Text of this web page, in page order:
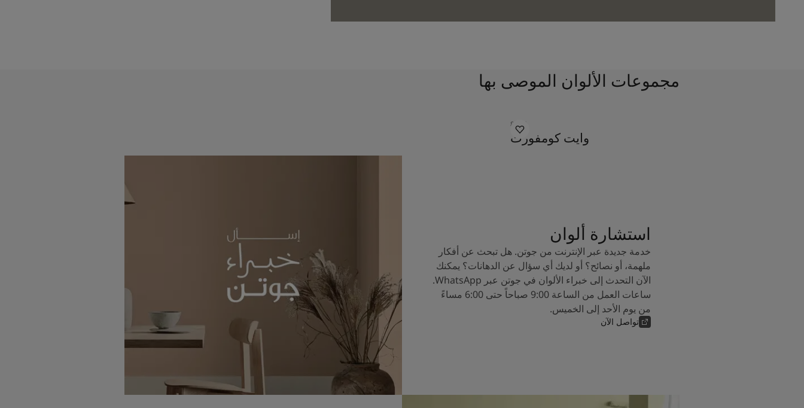
مجموعات الألوان الموصى بها
8395
وايت كومفورت
استشارة ألوان
خدمة جديدة عبر الإنترنت من جوتن. هل تبحث عن أفكار
ملهمة، أو نصائح؟ أو لديك أي سؤال عن الدهانات؟ يمكنك
الآن التحدث إلى خبراء الألوان في جوتن عبر WhatsApp.
ساعات العمل من الساعة 9:00 صباحاً حتى 6:00 مساءً
من يوم الأحد إلى الخميس.
تواصل الآن